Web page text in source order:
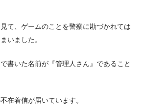
て、ゲームのことを警察に勘づかれては
いました。
書いた名前が『管理人さん』であること
在着信が届いています。